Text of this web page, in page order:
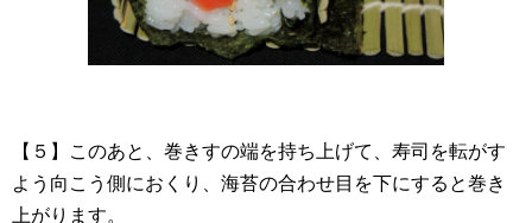
【５】このあと、巻きすの端を持ち上げて、寿司を転がす
よう向こう側におくり、海苔の合わせ目を下にすると巻き
上がります。